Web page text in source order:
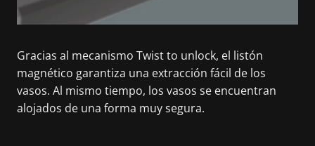
Gracias al mecanismo Twist to unlock, el listón
magnético garantiza una extracción fácil de los
vasos. Al mismo tiempo, los vasos se encuentran
alojados de una forma muy segura.